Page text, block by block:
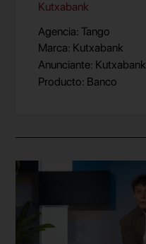
Kutxabank
Agencia: Tango
Marca: Kutxabank
Anunciante: Kutxabank
Producto: Banco